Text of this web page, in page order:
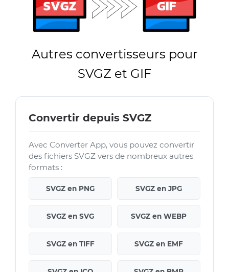
Autres convertisseurs pour
SVGZ et GIF
Convertir depuis SVGZ
Avec Converter App, vous pouvez convertir
des fichiers SVGZ vers de nombreux autres
formats :
SVGZ en PNG SVGZ en JPG
SVGZ en SVG SVGZ en WEBP
SVGZ en TIFF SVGZ en EMF